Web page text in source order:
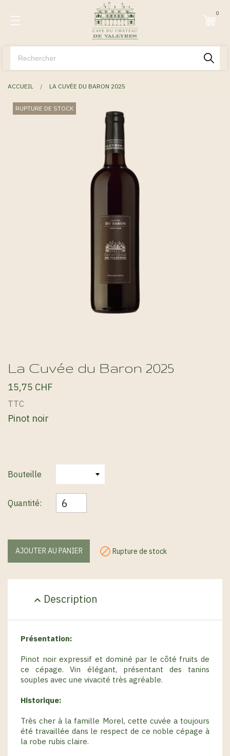
0
ACCUEIL LA CUVÉE DU BARON 2025
RUPTURE DE STOCK
La Cuvée du Baron 2025
15,75 CHF
TTC
Pinot noir
Bouteille
Quantité:
AJOUTER AU PANIER  Rupture de stock
expand_less Description
Présentation:
Pinot noir expressif et dominé par le côté fruits de
ce cépage. Vin élégant, présentant des tanins
souples avec une vivacité très agréable.
Historique:
Très cher à la famille Morel, cette cuvée a toujours
été travaillée dans le respect de ce noble cépage à
la robe rubis claire.